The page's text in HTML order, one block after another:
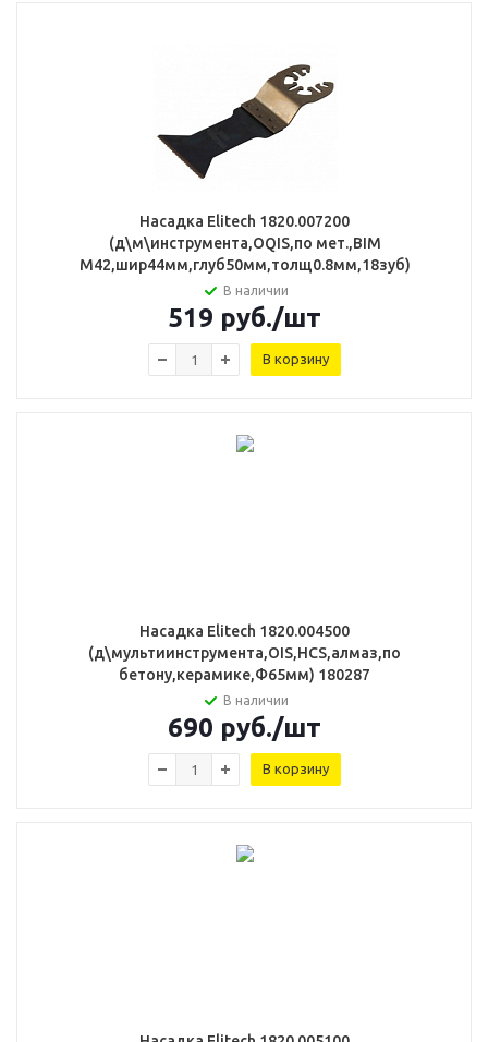
Насадка Elitech 1820.007200
(д\м\инструмента,OQIS,по мет.,BIM
M42,шир44мм,глуб50мм,толщ0.8мм,18зуб)
В наличии
519 руб./шт
В корзину
Насадка Elitech 1820.004500
(д\мультиинструмента,OIS,HCS,алмаз,по
бетону,керамике,Ф65мм) 180287
В наличии
690 руб./шт
В корзину